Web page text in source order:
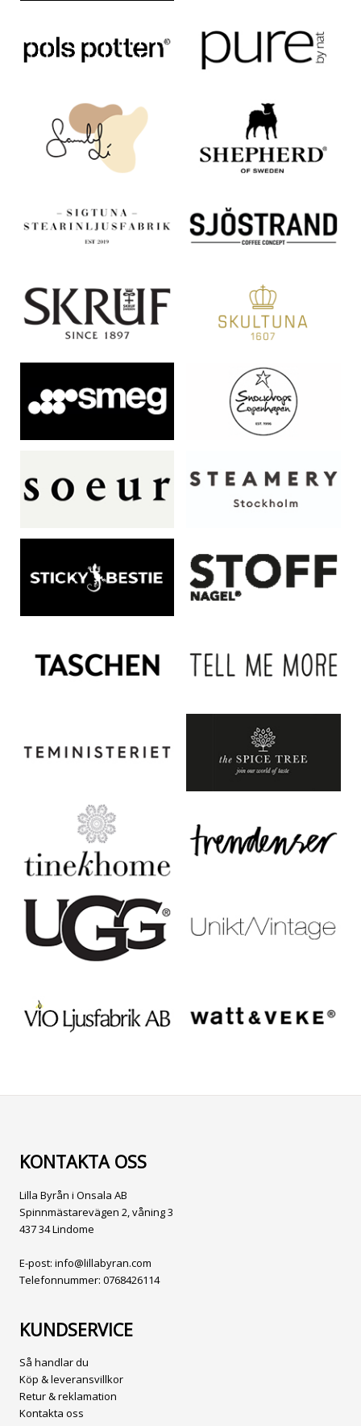
KONTAKTA OSS
Lilla Byrån i Onsala AB
Spinnmästarevägen 2, våning 3
437 34 Lindome
E-post: info@lillabyran.com
Telefonnummer: 0768426114
KUNDSERVICE
Så handlar du
Köp & leveransvillkor
Retur & reklamation
Kontakta oss